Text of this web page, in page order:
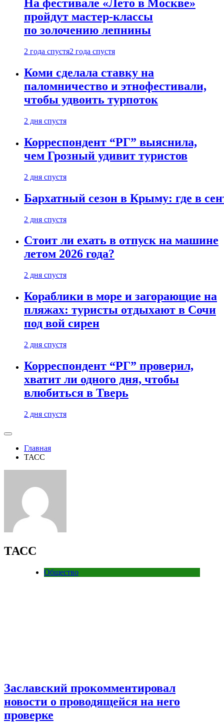
На фестивале «Лето в Москве»
пройдут мастер-классы
по золочению лепнины
2 года спустя2 года спустя
Коми сделала ставку на
паломничество и этнофестивали,
чтобы удвоить турпоток
2 дня спустя
Корреспондент “РГ” выяснила,
чем Грозный удивит туристов
2 дня спустя
Бархатный сезон в Крыму: где в
2 дня спустя
Стоит ли ехать в отпуск на машине
летом 2026 года?
2 дня спустя
Кораблики в море и загорающие на
пляжах: туристы отдыхают в Сочи
под вой сирен
2 дня спустя
Корреспондент “РГ” проверил,
хватит ли одного дня, чтобы
влюбиться в Тверь
2 дня спустя
Главная
ТАСС
ТАСС
Общество
Заславский прокомментировал
новости о проводящейся на него
проверке